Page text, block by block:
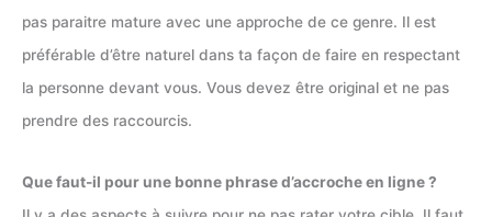
pas paraitre mature avec une approche de ce genre. Il est
préférable d’être naturel dans ta façon de faire en respectant
la personne devant vous. Vous devez être original et ne pas
prendre des raccourcis.
Que faut-il pour une bonne phrase d’accroche en ligne ?